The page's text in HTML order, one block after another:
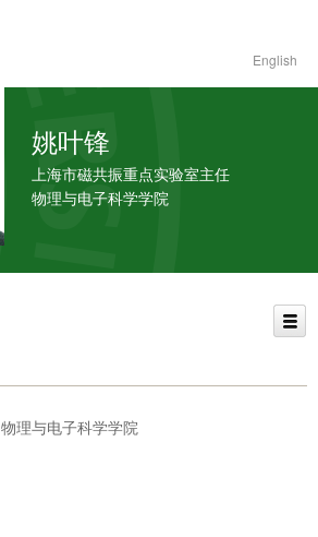
English
姚叶锋
上海市磁共振重点实验室主任
物理与电子科学学院
物理与电子科学学院